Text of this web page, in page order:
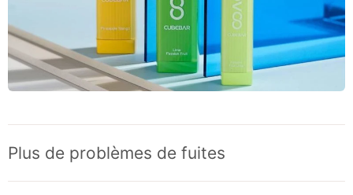
Plus de problèmes de fuites